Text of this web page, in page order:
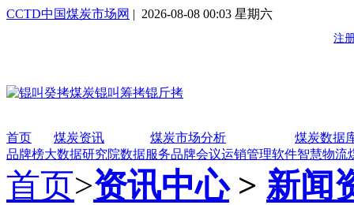
CCTD中国煤炭市场网 | 2026-08-08 00:03 星期六
首页 煤炭资讯 煤炭市场分析
煤炭数据
品牌榜大数据研究院数据服务品牌会议运销管理软件智慧物流
首页>资讯中心> 新闻